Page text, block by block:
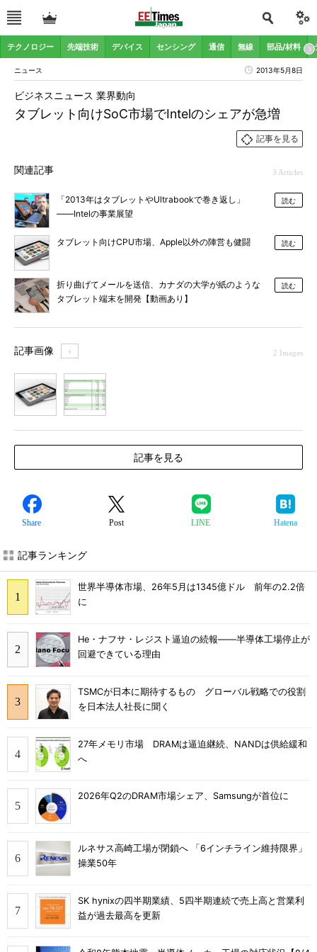
テクノロジー 先端技術 デバイス センシング 通信 無線 部品/材料
ニュース 2013年5月8日
タブレット向けSoC市場でIntelのシェアが急増
ビジネスニュース 業界動向
記事を見る
関連記事 3 Articles
「2013年はタブレットやUltrabookで巻き返し」
――Intelの事業展望
読む
タブレット向けCPU市場、Apple以外の陣営も健闘 読む
折り曲げてメールを送信、カナダの大学が紙のような
タブレット端末を開発【動画あり】
読む
記事画像 ＋ 2 Images
記事を見る
Share Post LINE Hatena
記事ランキング
世界半導体市場、26年5月は1345億ドル 前年の2.2倍
に
He・ナフサ・レジスト逼迫の続報――半導体工場停止が
回避できている理由
TSMCが日本に期待するもの グローバル戦略での役割
を日本法人社長に聞く
27年メモリ市場 DRAMは逼迫継続、NANDは供給緩和
へ
2026年Q2のDRAM市場シェア、Samsungが首位に
ルネサス高崎工場が閉鎖へ 「6インチライン維持限界」
操業50年
SK hynixの四半期業績、5四半期連続で売上高と営業利
益が過去最高を更新